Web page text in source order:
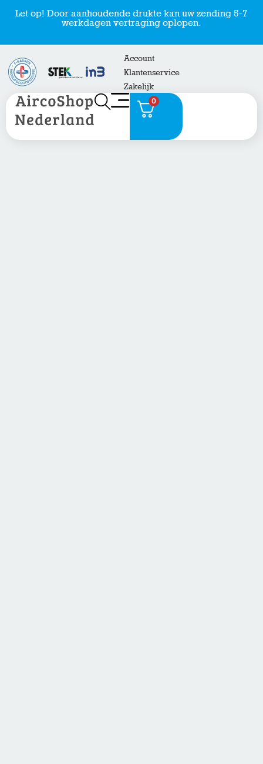
Let op! Door aanhoudende drukte kan uw zending 5-7
werkdagen vertraging oplopen.
Account
Klantenservice
Zakelijk
0